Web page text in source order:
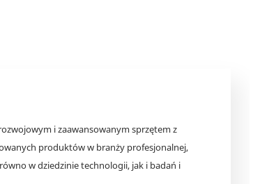
i zaawansowanym sprzętem z
produktów w branży profesjonalnej,
w dziedzinie technologii, jak i badań i